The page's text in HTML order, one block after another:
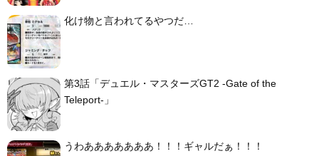
化け物と言われてるやつだ…
第3話「デュエル・マスターズGT2 -Gate of the
Teleport-」
うわあああああああ！！！ギャルだぁ！！！